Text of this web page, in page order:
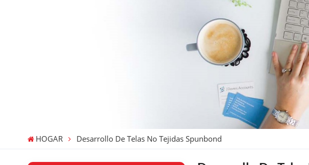
HOGAR Desarrollo De Telas No Tejidas Spunbond